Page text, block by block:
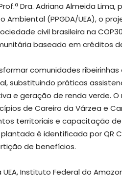
Dra. Adriana Almeida
Ambiental (PPGDA/UEA), o
civil brasileira na
baseado em créditos
comunidades
substituindo práticas
e geração de renda verde.
de Careiro da Várzea e
territoriais e capacitação
é identificada por QR
de benefícios.
Instituto Federal do